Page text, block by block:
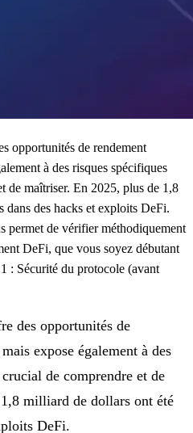
opportunités de rendement
à des risques spécifiques
de maîtriser. En 2025, plus de 1,8
des hacks et exploits DeFi.
permet de vérifier méthodiquement
DeFi, que vous soyez débutant
: Sécurité du protocole (avant
des opportunités de
expose également à des
de comprendre et de
milliard de dollars ont été
DeFi.